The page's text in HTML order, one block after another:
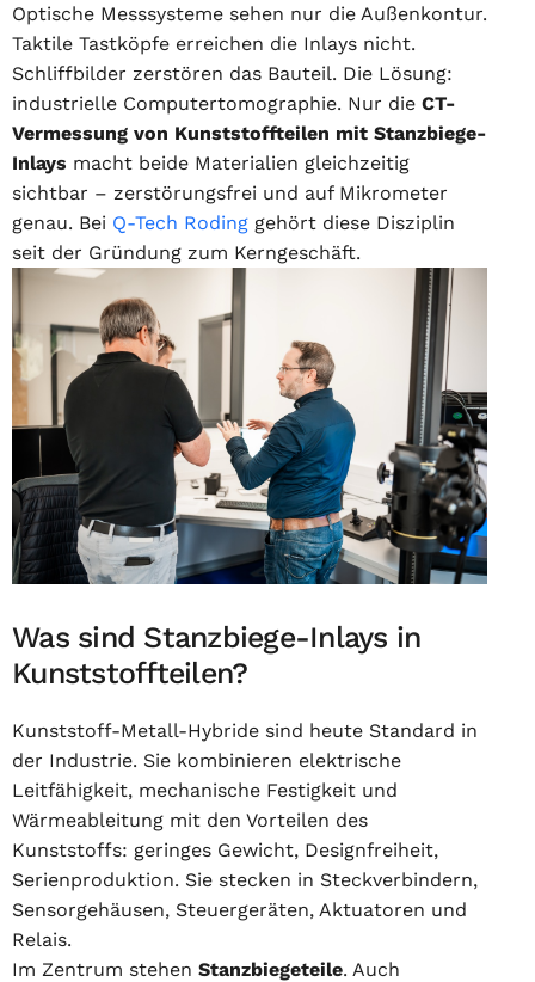
Optische Messsysteme sehen nur die Außenkontur.
Taktile Tastköpfe erreichen die Inlays nicht.
Schliffbilder zerstören das Bauteil. Die Lösung:
industrielle Computertomographie. Nur die CT-
Vermessung von Kunststoffteilen mit Stanzbiege-
Inlays macht beide Materialien gleichzeitig
sichtbar – zerstörungsfrei und auf Mikrometer
genau. Bei Q-Tech Roding gehört diese Disziplin
seit der Gründung zum Kerngeschäft.
Was sind Stanzbiege-Inlays in
Kunststoffteilen?
Kunststoff-Metall-Hybride sind heute Standard in
der Industrie. Sie kombinieren elektrische
Leitfähigkeit, mechanische Festigkeit und
Wärmeableitung mit den Vorteilen des
Kunststoffs: geringes Gewicht, Designfreiheit,
Serienproduktion. Sie stecken in Steckverbindern,
Sensorgehäusen, Steuergeräten, Aktuatoren und
Relais.
Im Zentrum stehen Stanzbiegeteile. Auch